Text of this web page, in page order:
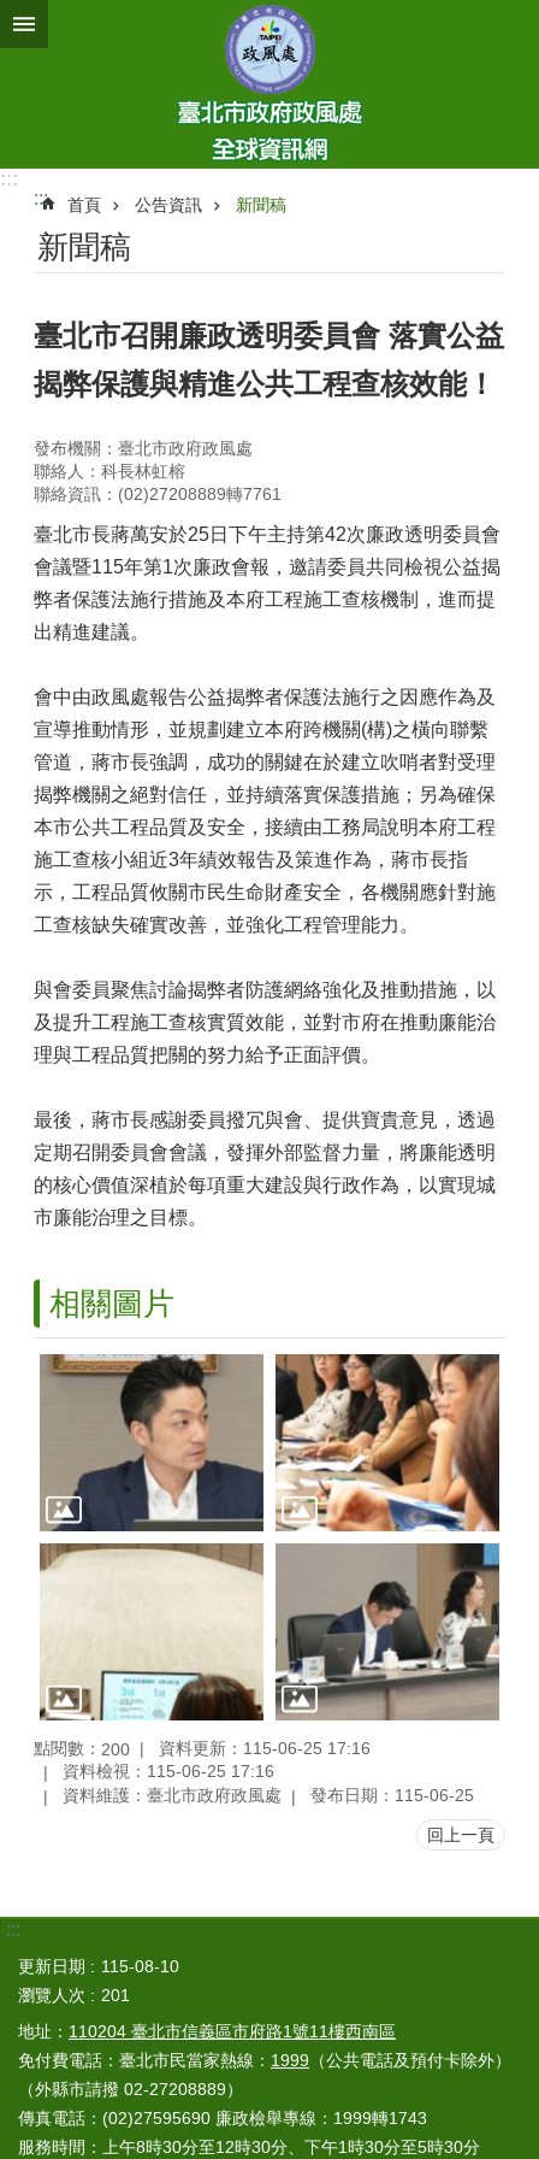
跳到主要內容區塊
:::
:::
首頁 公告資訊 新聞稿
新聞稿
臺北市召開廉政透明委員會 落實公益
揭弊保護與精進公共工程查核效能！
發布機關：臺北市政府政風處
聯絡人：科長林虹榕
聯絡資訊：(02)27208889轉7761
臺北市長蔣萬安於25日下午主持第42次廉政透明委員會
會議暨115年第1次廉政會報，邀請委員共同檢視公益揭
弊者保護法施行措施及本府工程施工查核機制，進而提
出精進建議。
會中由政風處報告公益揭弊者保護法施行之因應作為及
宣導推動情形，並規劃建立本府跨機關(構)之橫向聯繫
管道，蔣市長強調，成功的關鍵在於建立吹哨者對受理
揭弊機關之絕對信任，並持續落實保護措施；另為確保
本市公共工程品質及安全，接續由工務局說明本府工程
施工查核小組近3年績效報告及策進作為，蔣市長指
示，工程品質攸關市民生命財產安全，各機關應針對施
工查核缺失確實改善，並強化工程管理能力。
與會委員聚焦討論揭弊者防護網絡強化及推動措施，以
及提升工程施工查核實質效能，並對市府在推動廉能治
理與工程品質把關的努力給予正面評價。
最後，蔣市長感謝委員撥冗與會、提供寶貴意見，透過
定期召開委員會會議，發揮外部監督力量，將廉能透明
的核心價值深植於每項重大建設與行政作為，以實現城
市廉能治理之目標。
相關圖片
點閱數： 200
資料更新：115-06-25 17:16
資料檢視：115-06-25 17:16
資料維護：臺北市政府政風處
發布日期：115-06-25
回上一頁
:::
更新日期
115-08-10
瀏覽人次
201
地址： 110204 臺北市信義區市府路1號11樓西南區
免付費電話：臺北市民當家熱線： 1999 （公共電話及預付卡除外）
（外縣市請撥 02-27208889）
傳真電話：(02)27595690 廉政檢舉專線：1999轉1743
服務時間：上午8時30分至12時30分、下午1時30分至5時30分